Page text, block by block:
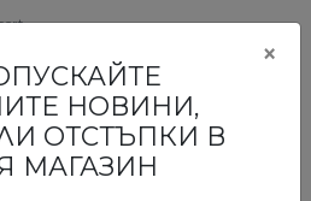
НОВИНИ,
ОТСТЪПКИ В
МАГАЗИН
×